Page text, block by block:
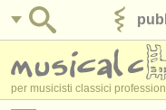
per musicisti classici